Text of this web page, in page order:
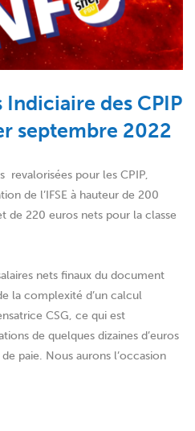
des CPIP
septembre 2022
revalorisées pour les CPIP,
de l’IFSE à hauteur de 200
de 220 euros nets pour la classe
nets finaux du document
la complexité d’un calcul
CSG, ce qui est
de quelques dizaines d’euros
paie. Nous aurons l’occasion